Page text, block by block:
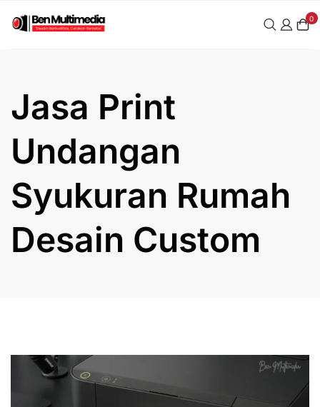
0
Jasa Print
Undangan
Syukuran Rumah
Desain Custom